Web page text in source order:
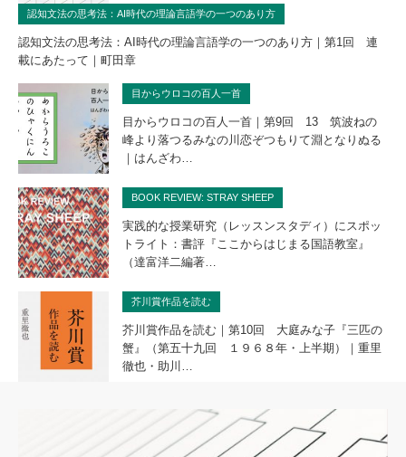
認知文法の思考法：AI時代の理論言語学の一つのあり方
認知文法の思考法：AI時代の理論言語学の一つのあり方｜第1回 連
載にあたって｜町田章
目からウロコの百人一首
目からウロコの百人一首｜第9回 13 筑波ねの
峰より落つるみなの川恋ぞつもりて淵となりぬる
｜はんざわ…
BOOK REVIEW: STRAY SHEEP
実践的な授業研究（レッスンスタディ）にスポッ
トライト：書評『ここからはじまる国語教室』
（達富洋二編著…
芥川賞作品を読む
芥川賞作品を読む｜第10回 大庭みな子『三匹の
蟹』（第五十九回 １９６８年・上半期）｜重里
徹也・助川…